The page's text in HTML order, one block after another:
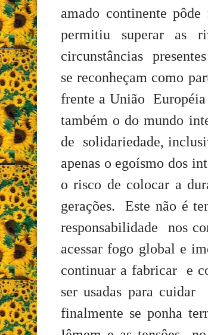
amado continente
permitiu superar as
circunstâncias
se reconheçam como
frente a União
também o do mundo
de solidariedade,
apenas o egoísmo dos
o risco de colocar a
gerações. Este não é
responsabilidade nos
acessar fogo global e
continuar a fabricar e
ser usadas para cuidar
finalmente se ponha